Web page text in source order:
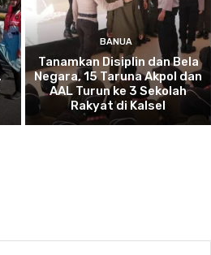
BANUA
Tanamkan Disiplin dan Bela
Negara, 15 Taruna Akpol dan
AAL Turun ke 3 Sekolah
Rakyat di Kalsel